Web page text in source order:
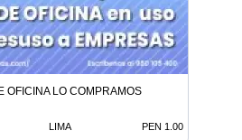
OFICINA LO COMPRAMOS
LIMA PEN 1.00